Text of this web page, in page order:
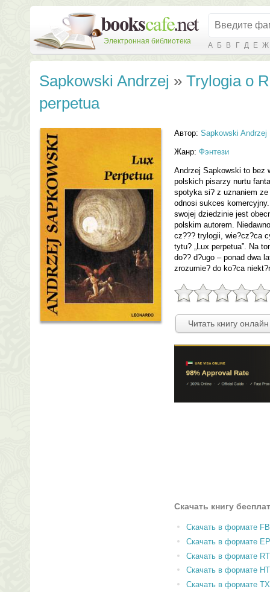
Электронная библиотека А Б В Г Д Е Ж
Sapkowski Andrzej » Trylogia o
perpetua
Автор: Sapkowski Andrzej
Жанр: Фэнтези
Andrzej Sapkowski to bez
polskich pisarzy nurtu
spotyka si? z uznaniem
odnosi sukces
swojej dziedzinie jest
polskim autorem.
cz??? trylogii, wie?cz?ca
tytu? „Lux perpetua”. Na
do?? d?ugo – ponad dwa
zrozumie? do ko?ca
Читать книгу
Скачать книгу
Скачать в формате
Скачать в формате
Скачать в формате
Скачать в формате
Скачать в формате